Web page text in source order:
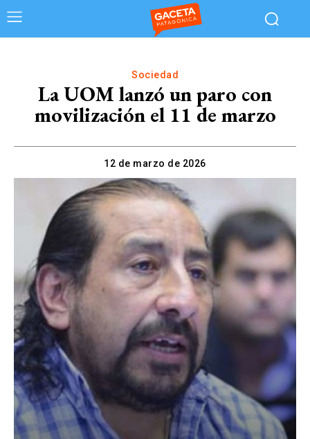
Sociedad
La UOM lanzó un paro con
movilización el 11 de marzo
12 de marzo de 2026